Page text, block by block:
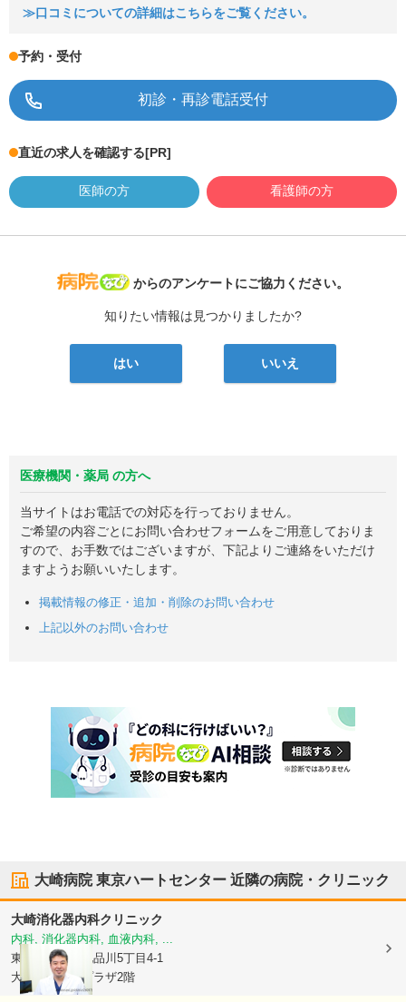
≫口コミについての詳細はこちらをご覧ください。
予約・受付
初診・再診電話受付
直近の求人を確認する[PR]
医師の方 看護師の方
病院なび
からのアンケートにご協力ください。
知りたい情報は見つかりましたか?
はい いいえ
医療機関・薬局 の方へ
当サイトはお電話での対応を行っておりません。
ご希望の内容ごとにお問い合わせフォームをご用意しておりま
すので、お手数ではございますが、下記よりご連絡をいただけ
ますようお願いいたします。
掲載情報の修正・追加・削除のお問い合わせ
上記以外のお問い合わせ
大崎病院 東京ハートセンター 近隣の病院・クリニック
大崎消化器内科クリニック
内科, 消化器内科, 血液内科, ...
東京都品川区
北品川5丁目4-1
大崎ブライトプラザ2階